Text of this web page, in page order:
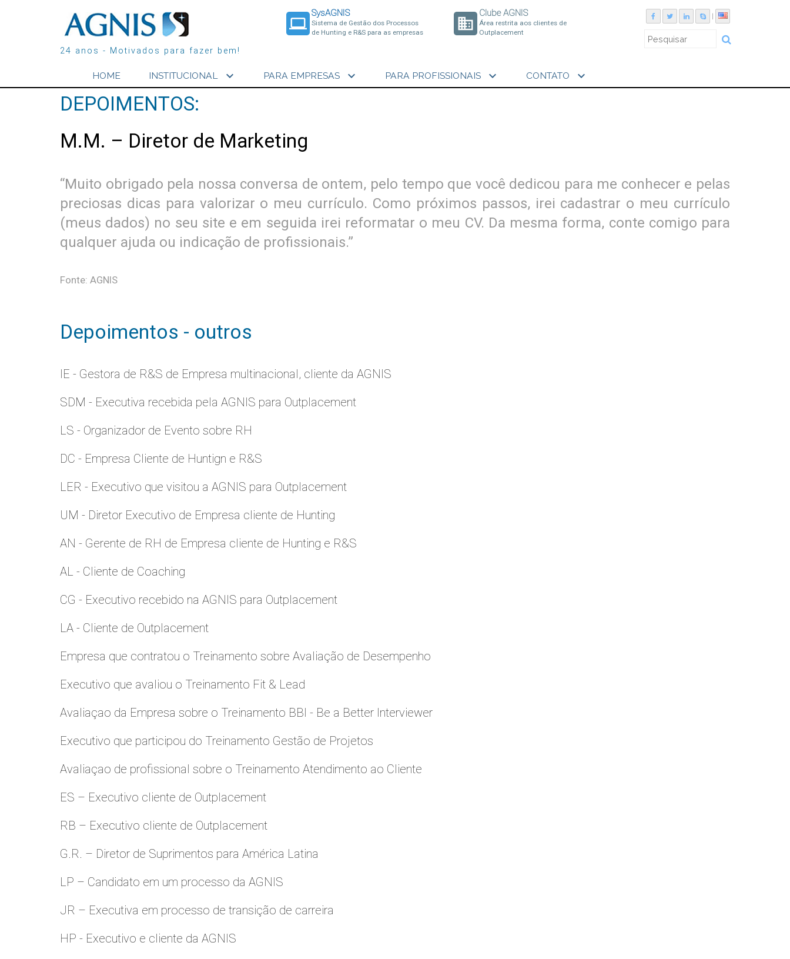
24 anos - Motivados para fazer bem!
laptop
SysAGNIS
Sistema de Gestão dos Processos
de Hunting e R&S para as empresas
business
Clube AGNIS
Área restrita aos clientes de
Outplacement
HOME INSTITUCIONAL expand_more PARA EMPRESAS expand_more PARA PROFISSIONAIS expand_more CONTATO expand_more
DEPOIMENTOS:
M.M. – Diretor de Marketing
“Muito obrigado pela nossa conversa de ontem, pelo tempo que você dedicou para me conhecer e pelas
preciosas dicas para valorizar o meu currículo. Como próximos passos, irei cadastrar o meu currículo
(meus dados) no seu site e em seguida irei reformatar o meu CV. Da mesma forma, conte comigo para
qualquer ajuda ou indicação de profissionais.”
Fonte: AGNIS
Depoimentos - outros
IE - Gestora de R&S de Empresa multinacional, cliente da AGNIS
SDM - Executiva recebida pela AGNIS para Outplacement
LS - Organizador de Evento sobre RH
DC - Empresa Cliente de Huntign e R&S
LER - Executivo que visitou a AGNIS para Outplacement
UM - Diretor Executivo de Empresa cliente de Hunting
AN - Gerente de RH de Empresa cliente de Hunting e R&S
AL - Cliente de Coaching
CG - Executivo recebido na AGNIS para Outplacement
LA - Cliente de Outplacement
Empresa que contratou o Treinamento sobre Avaliação de Desempenho
Executivo que avaliou o Treinamento Fit & Lead
Avaliaçao da Empresa sobre o Treinamento BBI - Be a Better Interviewer
Executivo que participou do Treinamento Gestão de Projetos
Avaliaçao de profissional sobre o Treinamento Atendimento ao Cliente
ES – Executivo cliente de Outplacement
RB – Executivo cliente de Outplacement
G.R. – Diretor de Suprimentos para América Latina
LP – Candidato em um processo da AGNIS
JR – Executiva em processo de transição de carreira
HP - Executivo e cliente da AGNIS